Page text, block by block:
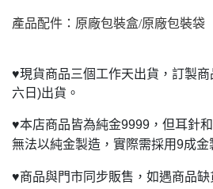
產品配件：原廠包裝盒/原廠包裝袋
♥現貨商品三個工作天出貨，訂製
六日)出貨。
♥本店商品皆為純金9999，但耳針
無法以純金製造，實際需採用9成金
♥商品與門市同步販售，如遇商品